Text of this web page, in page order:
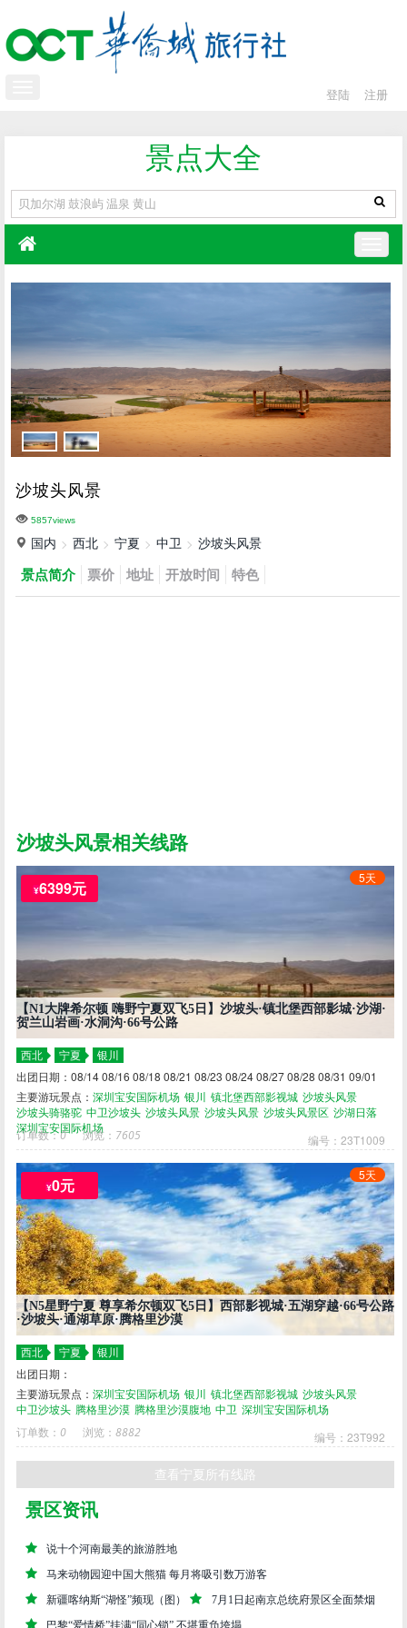
登陆 注册
景点大全
沙坡头风景
5857views
国内 西北 宁夏 中卫 沙坡头风景
景点简介 票价 地址 开放时间 特色
沙坡头风景相关线路
【N1大牌希尔顿 嗨野宁夏双飞5日】沙坡头·镇北堡西部影城·沙湖·
贺兰山岩画·水洞沟·66号公路
5天
西北 宁夏
银川
出团日期：08/14 08/16 08/18 08/21 08/23 08/24 08/27 08/28 08/31 09/01
主要游玩景点：深圳宝安国际机场 银川 镇北堡西部影视城 沙坡头风景
沙坡头骑骆驼 中卫沙坡头 沙坡头风景 沙坡头风景 沙坡头风景区 沙湖日落
深圳宝安国际机场
订单数：0 浏览： 7605 编号：23T1009
¥6399元
【N5星野宁夏 尊享希尔顿双飞5日】西部影视城·五湖穿越·66号公路
·沙坡头·通湖草原·腾格里沙漠
5天
西北 宁夏
银川
出团日期：
主要游玩景点：深圳宝安国际机场 银川 镇北堡西部影视城 沙坡头风景
中卫沙坡头 腾格里沙漠 腾格里沙漠腹地 中卫 深圳宝安国际机场
订单数： 0 浏览：8882 编号：23T992
¥0元
查看宁夏所有线路
景区资讯
说十个河南最美的旅游胜地
马来动物园迎中国大熊猫 每月将吸引数万游客
新疆喀纳斯“湖怪”频现（图）
7月1日起南京总统府景区全面禁烟